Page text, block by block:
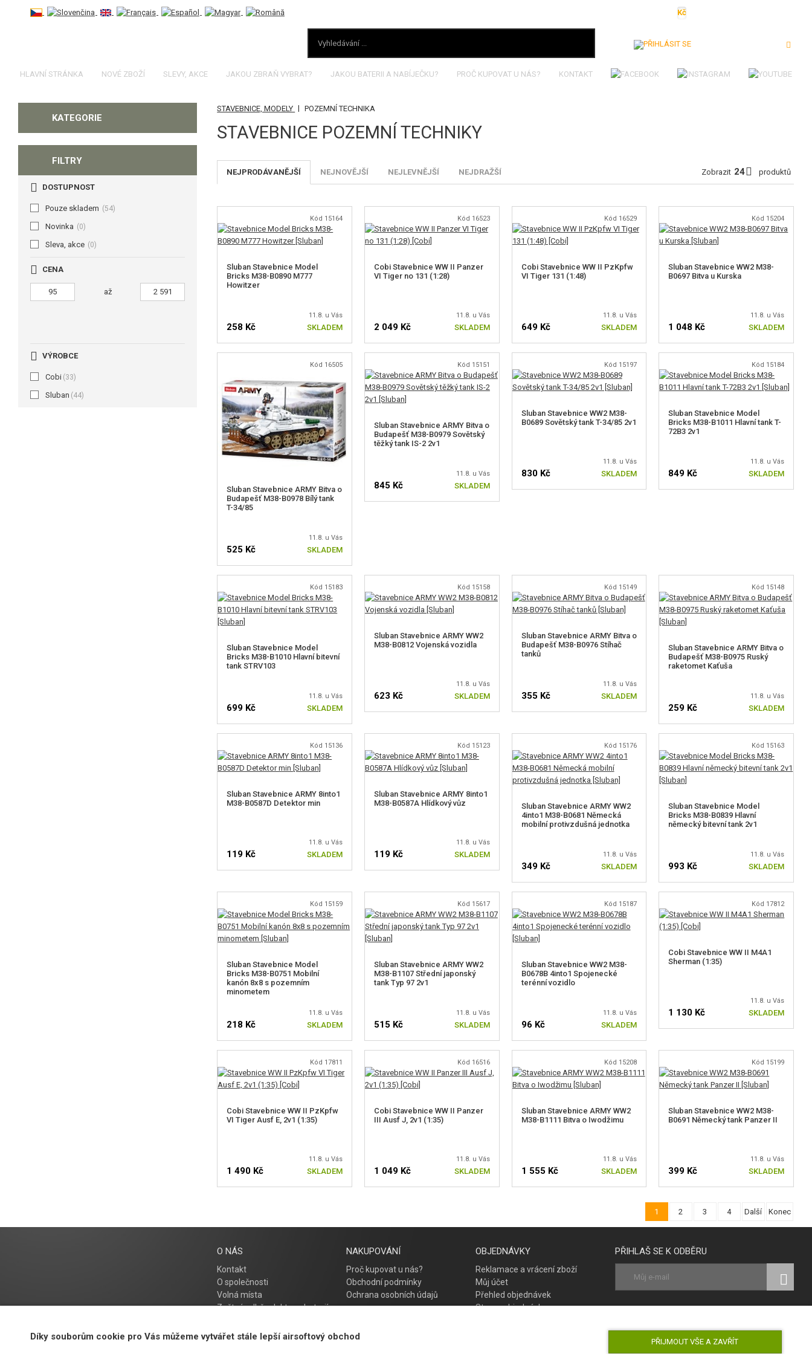
Kč
HLAVNÍ STRÁNKA NOVÉ ZBOŽÍ SLEVY, AKCE JAKOU ZBRAŇ VYBRAT? JAKOU BATERII A NABÍJEČKU? PROČ KUPOVAT U NÁS? KONTAKT
KATEGORIE
FILTRY
DOSTUPNOST
Pouze skladem (54)
Novinka (0)
Sleva, akce (0)
CENA
až
VÝROBCE
Cobi (33)
Sluban (44)
STAVEBNICE, MODELY | POZEMNÍ TECHNIKA
STAVEBNICE POZEMNÍ TECHNIKY
Zobrazit produktů
NEJPRODÁVANĚJŠÍ NEJNOVĚJŠÍ NEJLEVNĚJŠÍ NEJDRAŽŠÍ
Kód 15164
Sluban Stavebnice Model
Bricks M38-B0890 M777
Howitzer
11.8. u Vás
258 Kč SKLADEM
Kód 16523
Cobi Stavebnice WW II Panzer
VI Tiger no 131 (1:28)
11.8. u Vás
2 049 Kč SKLADEM
Kód 16529
Cobi Stavebnice WW II PzKpfw
VI Tiger 131 (1:48)
11.8. u Vás
649 Kč SKLADEM
Kód 15204
Sluban Stavebnice WW2 M38-
B0697 Bitva u Kurska
11.8. u Vás
1 048 Kč SKLADEM
Kód 16505
Sluban Stavebnice ARMY Bitva o
Budapešť M38-B0978 Bílý tank
T-34/85
11.8. u Vás
525 Kč SKLADEM
Kód 15151
Sluban Stavebnice ARMY Bitva o
Budapešť M38-B0979 Sovětský
těžký tank IS-2 2v1
11.8. u Vás
845 Kč SKLADEM
Kód 15197
Sluban Stavebnice WW2 M38-
B0689 Sovětský tank T-34/85 2v1
11.8. u Vás
830 Kč SKLADEM
Kód 15184
Sluban Stavebnice Model
Bricks M38-B1011 Hlavní tank T-
72B3 2v1
11.8. u Vás
849 Kč SKLADEM
Kód 15183
Sluban Stavebnice Model
Bricks M38-B1010 Hlavní bitevní
tank STRV103
11.8. u Vás
699 Kč SKLADEM
Kód 15158
Sluban Stavebnice ARMY WW2
M38-B0812 Vojenská vozidla
11.8. u Vás
623 Kč SKLADEM
Kód 15149
Sluban Stavebnice ARMY Bitva o
Budapešť M38-B0976 Stíhač
tanků
11.8. u Vás
355 Kč SKLADEM
Kód 15148
Sluban Stavebnice ARMY Bitva o
Budapešť M38-B0975 Ruský
raketomet Kaťuša
11.8. u Vás
259 Kč SKLADEM
Kód 15136
Sluban Stavebnice ARMY 8into1
M38-B0587D Detektor min
11.8. u Vás
119 Kč SKLADEM
Kód 15123
Sluban Stavebnice ARMY 8into1
M38-B0587A Hlídkový vůz
11.8. u Vás
119 Kč SKLADEM
Kód 15176
Sluban Stavebnice ARMY WW2
4into1 M38-B0681 Německá
mobilní protivzdušná jednotka
11.8. u Vás
349 Kč SKLADEM
Kód 15163
Sluban Stavebnice Model
Bricks M38-B0839 Hlavní
německý bitevní tank 2v1
11.8. u Vás
993 Kč SKLADEM
Kód 15159
Sluban Stavebnice Model
Bricks M38-B0751 Mobilní
kanón 8x8 s pozemním
minometem
11.8. u Vás
218 Kč SKLADEM
Kód 15617
Sluban Stavebnice ARMY WW2
M38-B1107 Střední japonský
tank Typ 97 2v1
11.8. u Vás
515 Kč SKLADEM
Kód 15187
Sluban Stavebnice WW2 M38-
B0678B 4into1 Spojenecké
terénní vozidlo
11.8. u Vás
96 Kč SKLADEM
Kód 17812
Cobi Stavebnice WW II M4A1
Sherman (1:35)
11.8. u Vás
1 130 Kč SKLADEM
Kód 17811
Cobi Stavebnice WW II PzKpfw
VI Tiger Ausf E, 2v1 (1:35)
11.8. u Vás
1 490 Kč SKLADEM
Kód 16516
Cobi Stavebnice WW II Panzer
III Ausf J, 2v1 (1:35)
11.8. u Vás
1 049 Kč SKLADEM
Kód 15208
Sluban Stavebnice ARMY WW2
M38-B1111 Bitva o Iwodžimu
11.8. u Vás
1 555 Kč SKLADEM
Kód 15199
Sluban Stavebnice WW2 M38-
B0691 Německý tank Panzer II
11.8. u Vás
399 Kč SKLADEM
1 2 3 4 Další Konec
O NÁS
Kontakt
O společnosti
Volná místa
Zpětný odběr elektro a baterií
NAKUPOVÁNÍ
Proč kupovat u nás?
Obchodní podmínky
Ochrana osobních údajů
OBJEDNÁVKY
Reklamace a vrácení zboží
Můj účet
Přehled objednávek
Storno objednávky
PŘIHLAŠ SE K ODBĚRU
Díky souborům cookie pro Vás můžeme vytvářet stále lepší airsoftový obchod PŘIJMOUT VŠE A ZAVŘÍT